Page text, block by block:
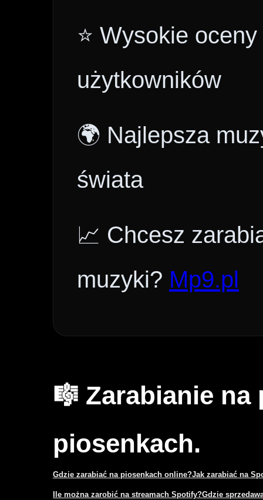
⭐ Wysokie
użytkowników
🌍 Najlepsza
świata
📈 Chcesz
muzyki? Mp9.pl
🎼 Zarabianie
piosenkach.
Gdzie zarabiać na piosenkach online?Jak zarabiać na
Ile można zarobić na streamach Spotify?Gdzie